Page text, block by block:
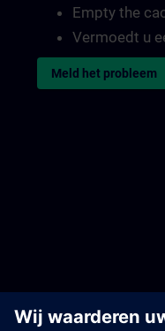
Empty the
Vermoedt u
Meld het probleem